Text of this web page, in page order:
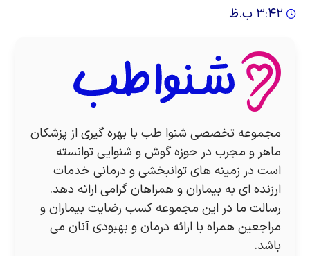
۳:۴۲ ب.ظ
مجموعه تخصصی شنوا طب با بهره گیری از پزشکان
ماهر و مجرب در حوزه گوش و شنوایی توانسته
است در زمینه های توانبخشی و درمانی خدمات
ارزنده ای به بیماران و همراهان گرامی ارائه دهد.
رسالت ما در این مجموعه کسب رضایت بیماران و
مراجعین همراه با ارائه درمان و بهبودی آنان می
باشد.